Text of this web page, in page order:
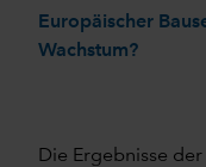
Europäischer
Wachstum?
Die Ergebnisse